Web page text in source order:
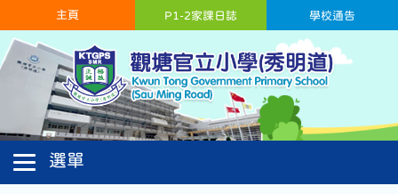
主頁 學校通告
P1-2家課日誌